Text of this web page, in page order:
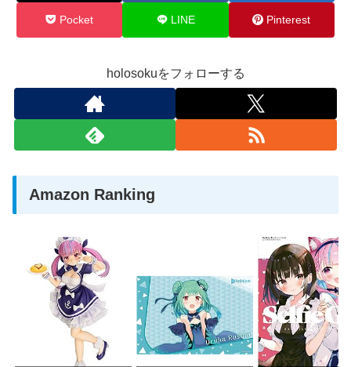
Pocket LINE Pinterest
holosokuをフォローする
Amazon Ranking